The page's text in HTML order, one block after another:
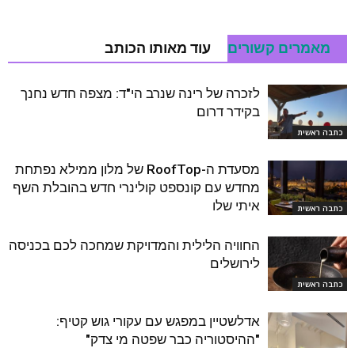
מאמרים קשורים עוד מאותו הכותב
כתבה ראשית
לזכרה של רינה שנרב הי"ד: מצפה חדש נחנך
בקידר דרום
כתבה ראשית
מסעדת ה-RoofTop של מלון ממילא נפתחת
מחדש עם קונספט קולינרי חדש בהובלת השף
איתי שלו
כתבה ראשית
החוויה הלילית והמדויקת שמחכה לכם בכניסה
לירושלים
אדלשטיין במפגש עם עקורי גוש קטיף:
"ההיסטוריה כבר שפטה מי צדק"